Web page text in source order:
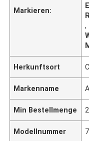
Markieren:
,
Herkunftsort
Markenname
Min Bestellmenge
Modellnummer